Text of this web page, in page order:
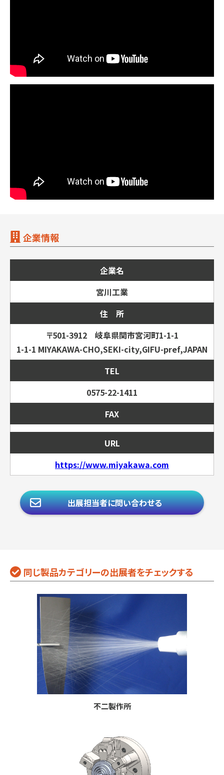
企業情報
企業名
宮川工業
住 所
〒501-3912 岐阜県関市宮河町1-1-1
1-1-1 MIYAKAWA-CHO,SEKI-city,GIFU-pref,JAPAN
TEL
0575-22-1411
FAX
URL
https://www.miyakawa.com
出展担当者に問い合わせる
同じ製品カテゴリーの出展者をチェックする
不二製作所